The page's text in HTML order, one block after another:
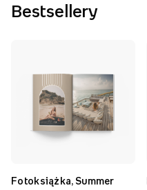
Bestsellery
Fotoksiążka, Summer